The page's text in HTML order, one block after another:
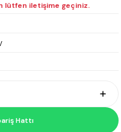
lütfen iletişime geçiniz.
Hattı